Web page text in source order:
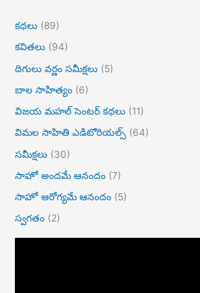
కధలు (89)
కవితలు (94)
దిగులు వర్ణం సమీక్షలు (5)
బాల సాహిత్యం (6)
విజయ మహల్ సెంటర్ కథలు (11)
విమల సాహితి ఎడిటోరియల్స్ (64)
సమీక్షలు (30)
సాహో అందమే ఆనందం (7)
సాహో ఆరోగ్యమే ఆనందం (5)
స్వగతం (2)